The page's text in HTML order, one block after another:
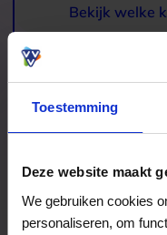
Toestemming
Deze website maakt
We gebruiken cookies
personaliseren, om
een ontspannen
drinken.
Bekijk welke